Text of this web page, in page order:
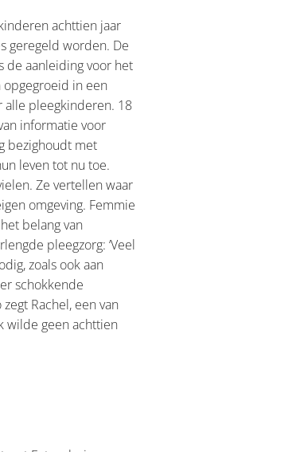
achttien jaar
geregeld worden. De
de aanleiding voor het
in een
alle pleegkinderen. 18
informatie voor
bezighoudt met
leven tot nu toe.
Ze vertellen waar
omgeving. Femmie
belang van
pleegzorg: ‘Veel
zoals ook aan
schokkende
Rachel, een van
wilde geen achttien